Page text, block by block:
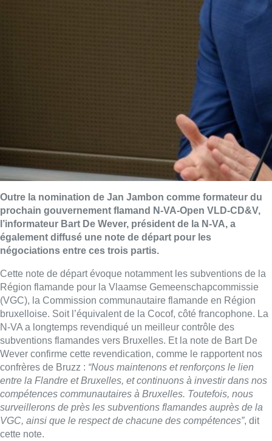
Outre la nomination de Jan Jambon comme formateur du
prochain gouvernement flamand N-VA-Open VLD-CD&V,
l’informateur Bart De Wever, président de la N-VA, a
également diffusé une note de départ pour les
négociations entre ces trois partis.
Cette note de départ évoque notamment les subventions de la
Région flamande pour la Vlaamse Gemeenschapcommissie
(VGC), la Commission communautaire flamande en Région
bruxelloise. Soit l’équivalent de la Cocof, côté francophone. La
N-VA a longtemps revendiqué un meilleur contrôle des
subventions flamandes vers Bruxelles. Et la note de Bart De
Wever confirme cette revendication, comme le rapportent nos
confrères de Bruzz : “Nous maintenons et renforçons le lien
entre la Flandre et Bruxelles, et continuons à investir dans nos
compétences communautaires à Bruxelles. Toutefois, nous
surveillerons de près les subventions flamandes auprès de la
VGC, ainsi que le respect de chacune des compétences”, dit
cette note.